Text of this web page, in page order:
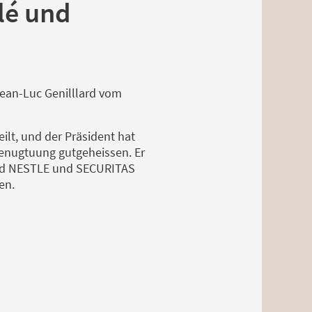
und
Luc Genilllard vom
und der Präsident hat
gutgeheissen. Er
und SECURITAS